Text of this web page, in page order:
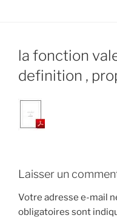
la fonction
definition ,
Laisser un
Votre adresse e-mail
obligatoires sont